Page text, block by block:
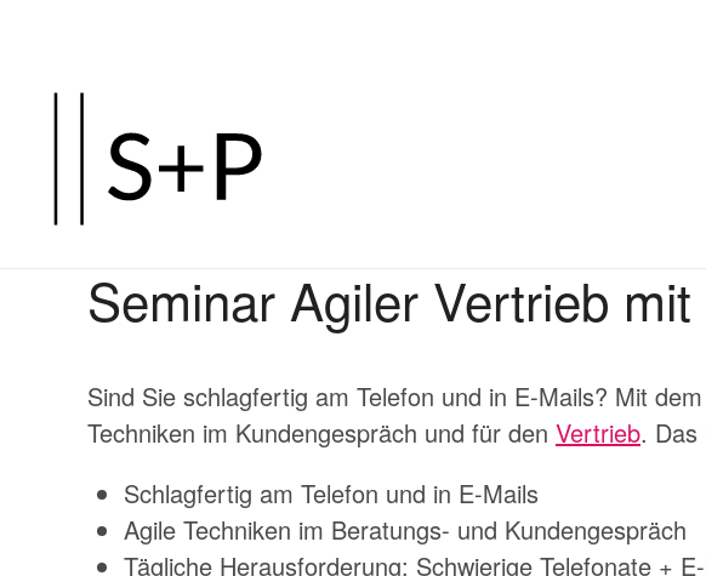
springen
Seminar Agiler Vertrieb
Sind Sie schlagfertig am Telefon und in E-Mails? Mit
Techniken im Kundengespräch und für den Vertrieb. Das
Schlagfertig am Telefon und in E-Mails
Agile Techniken im Beratungs- und Kundengespräch
Tägliche Herausforderung: Schwierige Telefonate +